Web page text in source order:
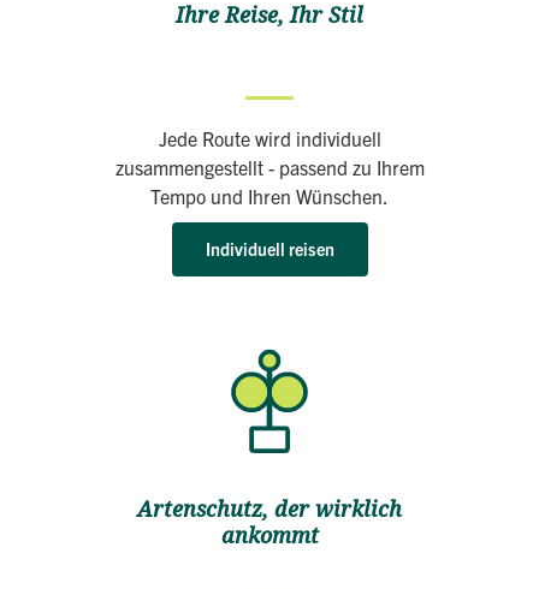
Ihre Reise, Ihr Stil
Jede Route wird individuell
zusammengestellt - passend zu Ihrem
Tempo und Ihren Wünschen.
Individuell reisen
Artenschutz, der wirklich
ankommt